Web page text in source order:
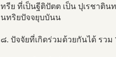
ทรีย ที่เป็นฐีติปัตต เป็น ปุเรชาติ
นทริยปัจจยุบบันน
๘. ปัจจัยที่เกิดร่วมด้วยกันได้ รวม